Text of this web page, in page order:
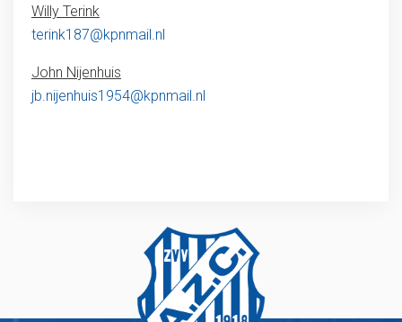
Willy Terink
terink187@kpnmail.nl
John Nijenhuis
jb.nijenhuis1954@kpnmail.nl